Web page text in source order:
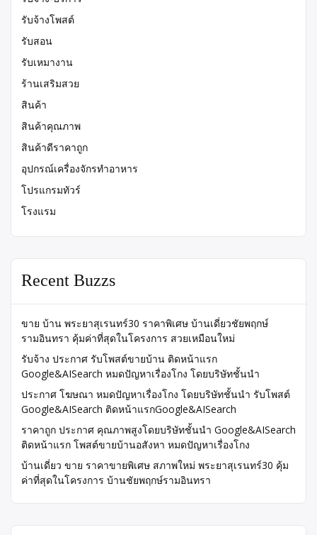
รับจ้างโพสต์
รับสอน
รับเหมางาน
ร้านเสริมสวย
สินค้า
สินค้าคุณภาพ
สินค้าดีราคาถูก
อุปกรณ์เครื่องจักรทำอาหาร
โปรแกรมทัวร์
โรงแรม
Recent Buzzs
ขาย บ้าน พระยาสุเรนทร์30 ราคาพิเศษ บ้านเดี่ยวชัยพฤกษ์
รามอินทรา คุ้มค่าที่สุดในโครงการ สวยเหมือนใหม่
รับจ้าง ประกาศ รับโพสต์ขายบ้าน ติดหน้าแรก
Google&AISearch หมดปัญหาเรื่องโกง โดยบริษัทชั้นนำ
ประกาศ โฆษณา หมดปัญหาเรื่องโกง โดยบริษัทชั้นนำ รับโพสต์
Google&AISearch ติดหน้าแรกGoogle&AISearch
ราคาถูก ประกาศ คุณภาพสูงโดยบริษัทชั้นนำ Google&AISearch
ติดหน้าแรก โพสต์ขายบ้านอสังหา หมดปัญหาเรื่องโกง
บ้านเดี่ยว ขาย ราคาขายพิเศษ สภาพใหม่ พระยาสุเรนทร์30 คุ้ม
ค่าที่สุดในโครงการ บ้านชัยพฤกษ์รามอินทรา